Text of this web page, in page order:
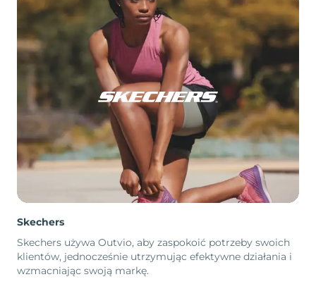
Skechers
Skechers używa Outvio, aby zaspokoić potrzeby swoich
klientów, jednocześnie utrzymując efektywne działania i
wzmacniając swoją markę.